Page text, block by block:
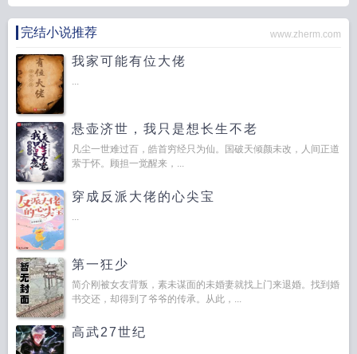
完结小说推荐 www.zherm.com
我家可能有位大佬
...
悬壶济世，我只是想长生不老
凡尘一世难过百，皓首穷经只为仙。国破天倾颜未改，人间正道
萦于怀。顾担一觉醒来，...
穿成反派大佬的心尖宝
...
第一狂少
简介刚被女友背叛，素未谋面的未婚妻就找上门来退婚。找到婚
书交还，却得到了爷爷的传承。从此，...
高武27世纪